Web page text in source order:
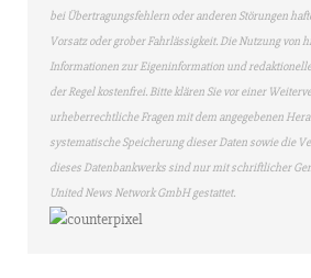
bei Übertragungsfehlern oder anderen Störungen
Vorsatz oder grober Fahrlässigkeit. Die Nutzung von
Informationen zur Eigeninformation und
der Regel kostenfrei. Bitte klären Sie vor einer
urheberrechtliche Fragen mit dem angegebenen
systematische Speicherung dieser Daten sowie die
dieses Datenbankwerks sind nur mit schriftlicher
United News Network GmbH gestattet.